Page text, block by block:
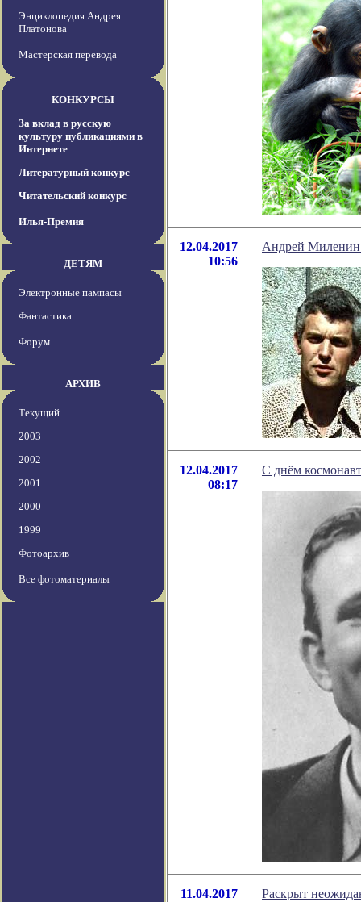
Энциклопедия Андрея
Платонова
Мастерская перевода
КОНКУРСЫ
За вклад в русскую
культуру публикациями в
Интернете
Литературный конкурс
Читательский конкурс
Илья-Премия
ДЕТЯМ
Электронные пампасы
Фантастика
Форум
АРХИВ
Текущий
2003
2002
2001
2000
1999
Фотоархив
Все фотоматериалы
12.04.2017
10:56
Андрей Миленин
12.04.2017
08:17
С днём
11.04.2017
Раскрыт